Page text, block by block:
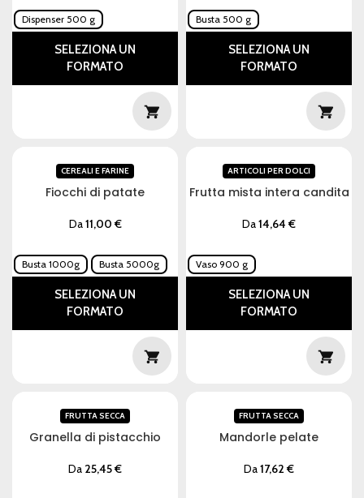
Dispenser 500 g
SELEZIONA UN
FORMATO
Busta 500 g
SELEZIONA UN
FORMATO
Fiocchi di patate
CEREALI E FARINE
Da11,00€
Busta 1000g Busta 5000g
SELEZIONA UN
FORMATO
Frutta mista intera candita
ARTICOLI PER DOLCI
Da14,64€
Vaso 900 g
SELEZIONA UN
FORMATO
Granella di pistacchio
FRUTTA SECCA
Da 25,45€
Mandorle pelate
FRUTTA SECCA
Da17,62€